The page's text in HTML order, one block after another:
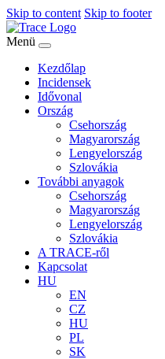
Skip to content Skip to footer
Menü
Kezdőlap
Incidensek
Idővonal
Ország
Csehország
Magyarország
Lengyelország
Szlovákia
További anyagok
Csehország
Magyarország
Lengyelország
Szlovákia
A TRACE-ről
Kapcsolat
HU
EN
CZ
HU
PL
SK